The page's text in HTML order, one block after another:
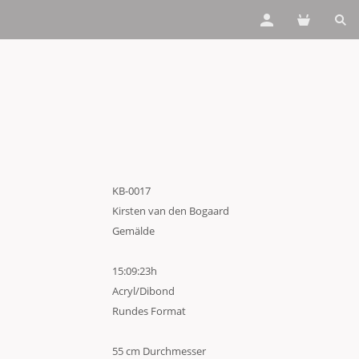
KB-0017
Kirsten van den Bogaard
Gemälde
15:09:23h
Acryl/Dibond
Rundes Format
55 cm Durchmesser